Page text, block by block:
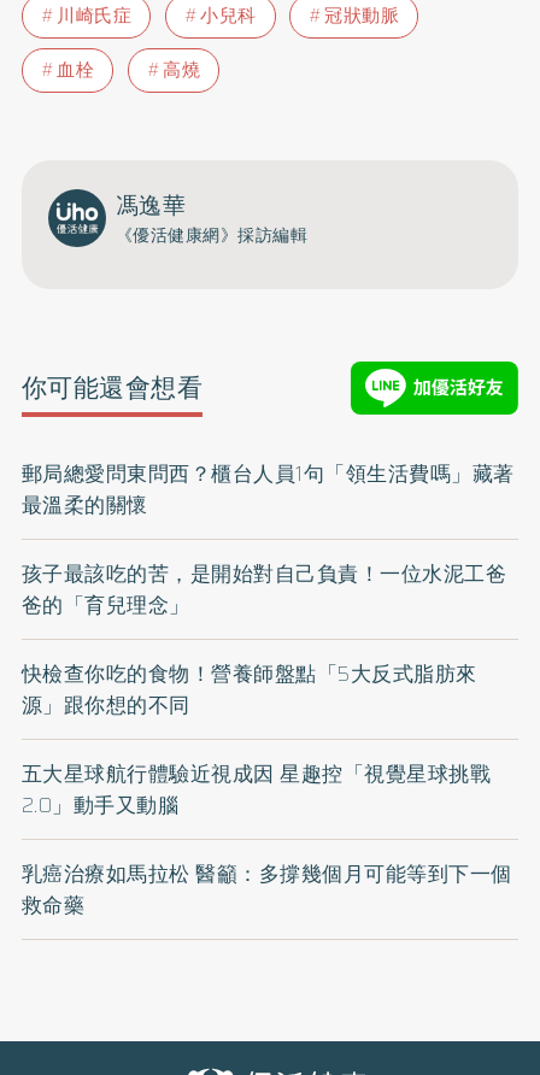
川崎氏症 小兒科
冠狀動脈
血栓
高燒
馮逸華
《優活健康網》採訪編輯
你可能還會想看
郵局總愛問東問西？櫃台人員1句「領生活費嗎」藏著
最溫柔的關懷
孩子最該吃的苦，是開始對自己負責！一位水泥工爸
爸的「育兒理念」
快檢查你吃的食物！營養師盤點「5大反式脂肪來
源」跟你想的不同
五大星球航行體驗近視成因 星趣控「視覺星球挑戰
2.0」動手又動腦
乳癌治療如馬拉松 醫籲：多撐幾個月可能等到下一個
救命藥